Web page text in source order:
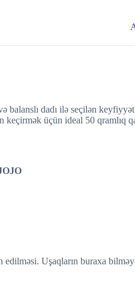
dadı ilə seçilən
keçirmək üçün ideal 50 qramlıq
edilməsi. Uşaqların buraxa